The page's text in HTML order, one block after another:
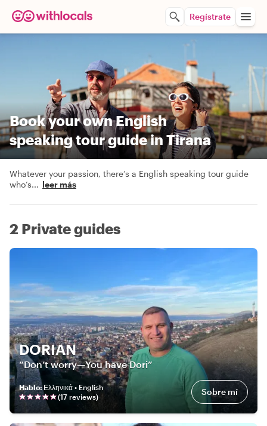
Regístrate
Book your own English
speaking tour guide in Tirana
Whatever your passion, there’s a English speaking tour guide
who’s... leer más
2 Private guides
DORIAN
“Don’t worry—You have Dori”
Hablo:Ελληνικά • English
(17 reviews) Sobre mí